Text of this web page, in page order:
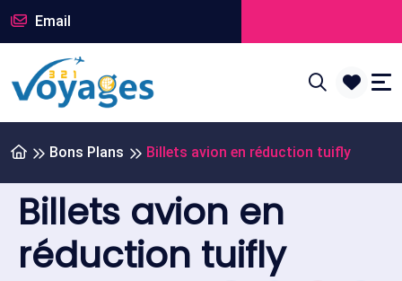
Email
Bons Plans Billets avion en réduction tuifly
Billets avion en
réduction tuifly